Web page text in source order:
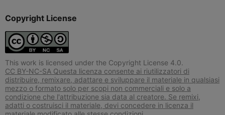
Copyright License
This work is licensed under the Copyright License 4.0.
CC BY-NC-SA Questa licenza consente ai riutilizzatori di
distribuire, remixare, adattare e sviluppare il materiale in qualsiasi
mezzo o formato solo per scopi non commerciali e solo a
condizione che l'attribuzione sia data al creatore. Se remixi,
adatti o costruisci il materiale, devi concedere in licenza il